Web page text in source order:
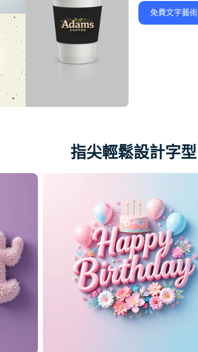
免費文字藝術
指尖輕鬆設計字型